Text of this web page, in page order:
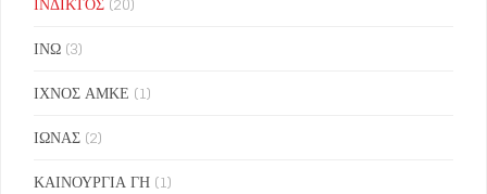
ΙΝΩ (3)
ΙΧΝΟΣ ΑΜΚΕ (1)
ΙΩΝΑΣ (2)
ΚΑΙΝΟΥΡΓΙΑ ΓΗ (1)